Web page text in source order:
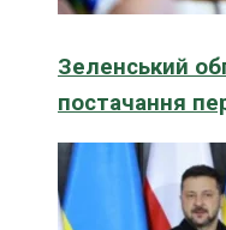
Зеленський
постачання